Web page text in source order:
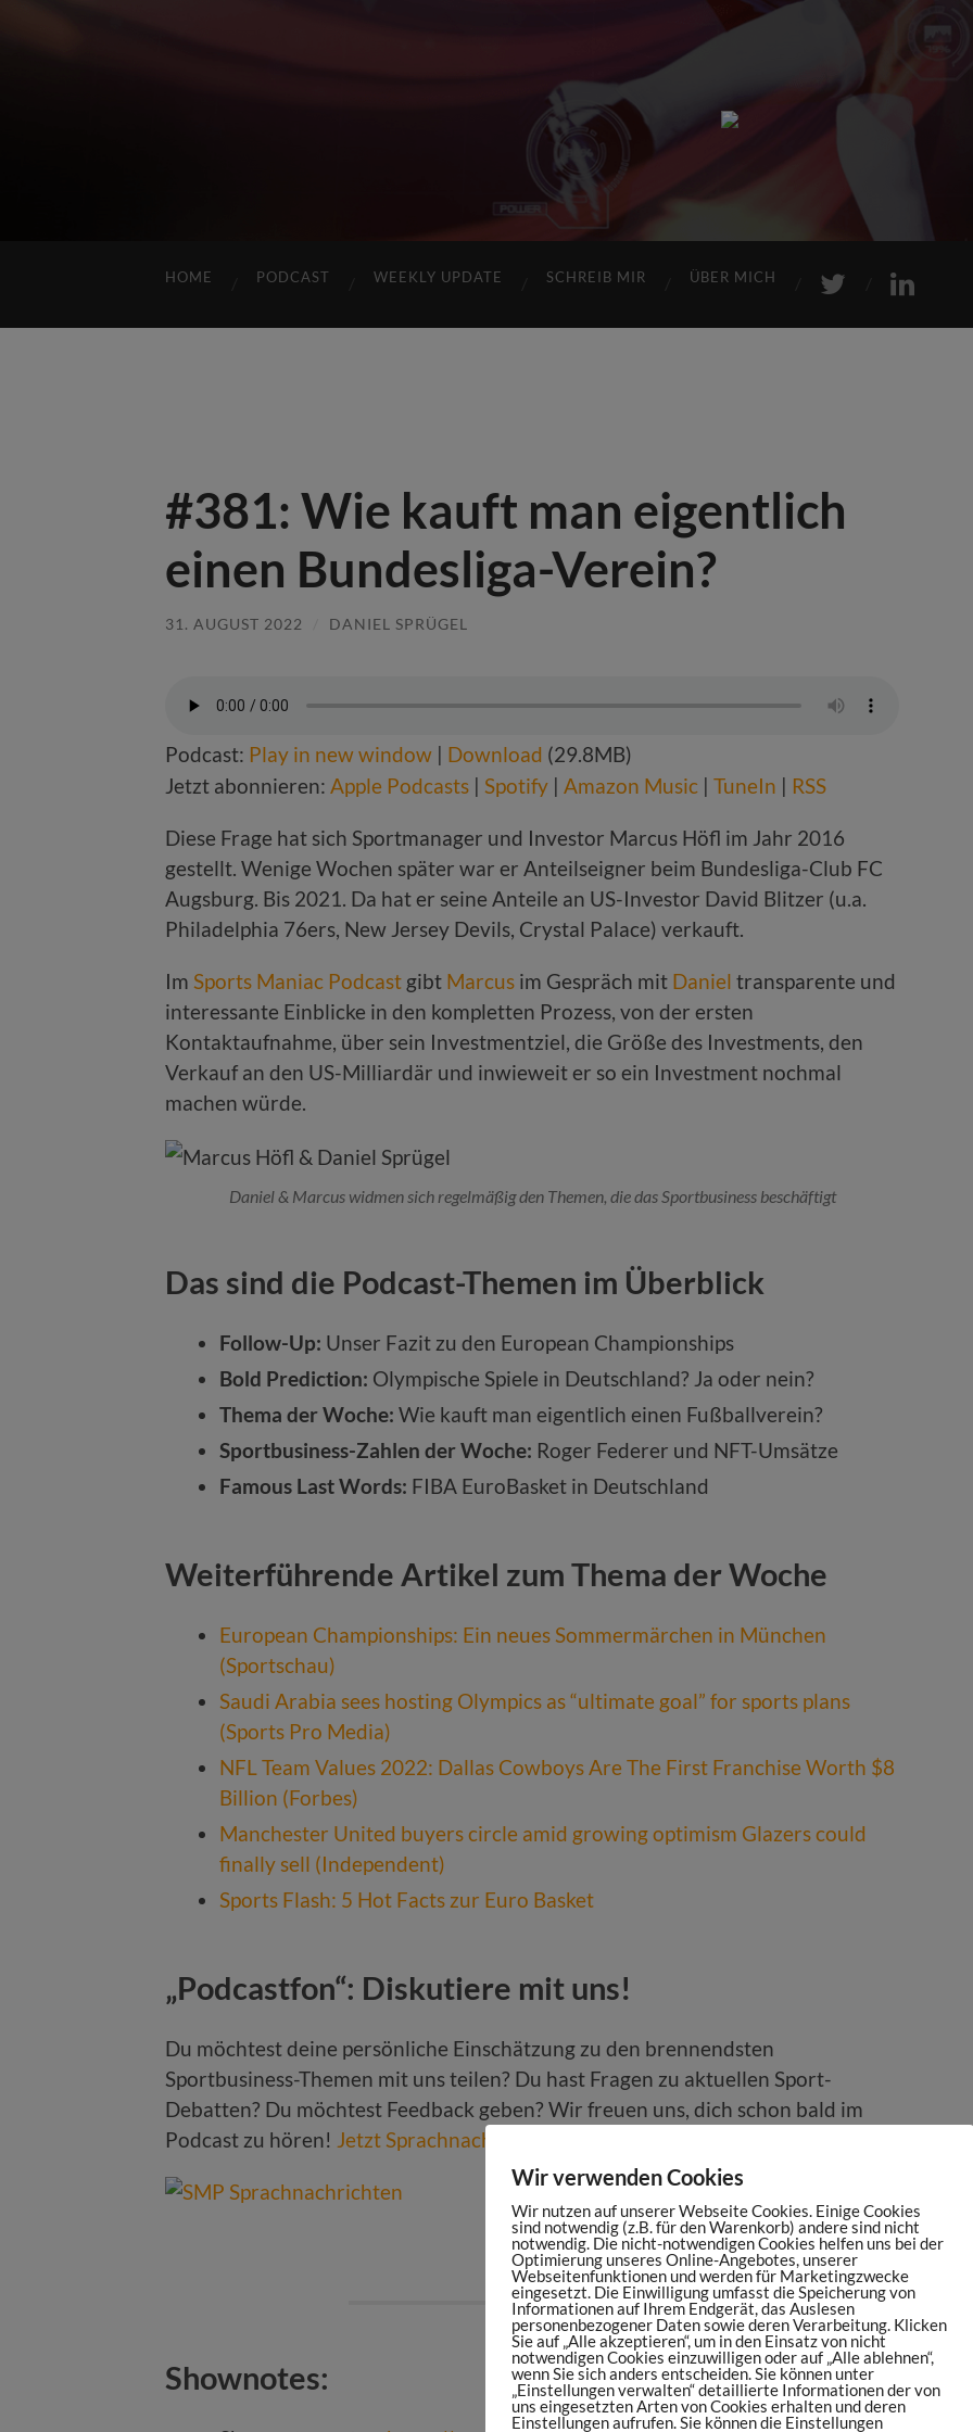
HOME PODCAST WEEKLY UPDATE SCHREIB MIR ÜBER MICH
#381: Wie kauft man eigentlich
einen Bundesliga-Verein?
31. AUGUST 2022 DANIEL SPRÜGEL
Podcast: Play in new window | Download (29.8MB)
Jetzt abonnieren: Apple Podcasts | Spotify | Amazon Music | TuneIn | RSS
Diese Frage hat sich Sportmanager und Investor Marcus Höfl im Jahr 2016
gestellt. Wenige Wochen später war er Anteilseigner beim Bundesliga-Club FC
Augsburg. Bis 2021. Da hat er seine Anteile an US-Investor David Blitzer (u.a.
Philadelphia 76ers, New Jersey Devils, Crystal Palace) verkauft.
Im Sports Maniac Podcast gibt Marcus im Gespräch mit Daniel transparente und
interessante Einblicke in den kompletten Prozess, von der ersten
Kontaktaufnahme, über sein Investmentziel, die Größe des Investments, den
Verkauf an den US-Milliardär und inwieweit er so ein Investment nochmal
machen würde.
Daniel & Marcus widmen sich regelmäßig den Themen, die das Sportbusiness beschäftigt
Das sind die Podcast-Themen im Überblick
Follow-Up: Unser Fazit zu den European Championships
Bold Prediction: Olympische Spiele in Deutschland? Ja oder nein?
Thema der Woche: Wie kauft man eigentlich einen Fußballverein?
Sportbusiness-Zahlen der Woche: Roger Federer und NFT-Umsätze
Famous Last Words: FIBA EuroBasket in Deutschland
Weiterführende Artikel zum Thema der Woche
European Championships: Ein neues Sommermärchen in München
(Sportschau)
Saudi Arabia sees hosting Olympics as “ultimate goal” for sports plans
(Sports Pro Media)
NFL Team Values 2022: Dallas Cowboys Are The First Franchise Worth $8
Billion (Forbes)
Manchester United buyers circle amid growing optimism Glazers could
finally sell (Independent)
Sports Flash: 5 Hot Facts zur Euro Basket
„Podcastfon“: Diskutiere mit uns!
Du möchtest deine persönliche Einschätzung zu den brennendsten
Sportbusiness-Themen mit uns teilen? Du hast Fragen zu aktuellen Sport-
Debatten? Du möchtest Feedback geben? Wir freuen uns, dich schon bald im
Podcast zu hören! Jetzt Sprachnachricht aufnehmen!
Shownotes:
Wir verwenden Cookies
Wir nutzen auf unserer Webseite Cookies. Einige Cookies
sind notwendig (z.B. für den Warenkorb) andere sind nicht
notwendig. Die nicht-notwendigen Cookies helfen uns bei der
Optimierung unseres Online-Angebotes, unserer
Webseitenfunktionen und werden für Marketingzwecke
eingesetzt. Die Einwilligung umfasst die Speicherung von
Informationen auf Ihrem Endgerät, das Auslesen
personenbezogener Daten sowie deren Verarbeitung. Klicken
Sie auf „Alle akzeptieren“, um in den Einsatz von nicht
notwendigen Cookies einzuwilligen oder auf „Alle ablehnen“,
wenn Sie sich anders entscheiden. Sie können unter
„Einstellungen verwalten“ detaillierte Informationen der von
uns eingesetzten Arten von Cookies erhalten und deren
Einstellungen aufrufen. Sie können die Einstellungen